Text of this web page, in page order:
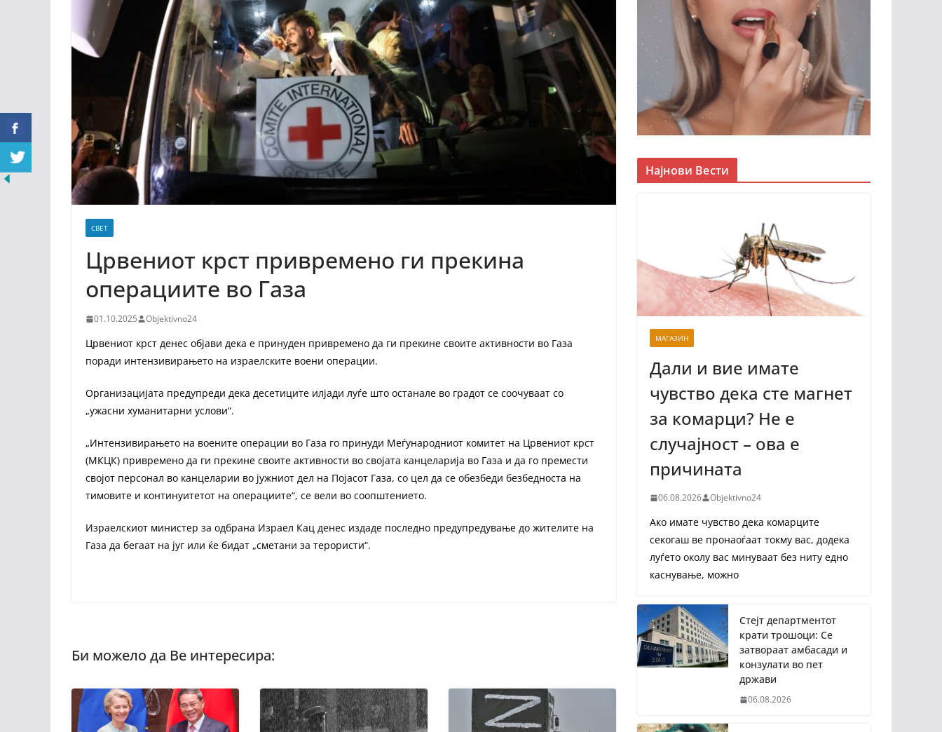
СВЕТ
Црвениот крст привремено ги прекина
операциите во Газа
01.10.2025 Objektivno24
Црвениот крст денес објави дека е принуден привремено да ги прекине своите активности во Газа
поради интензивирањето на израелските воени операции.
Организацијата предупреди дека десетиците илјади луѓе што останале во градот се соочуваат со
„ужасни хуманитарни услови“.
„Интензивирањето на воените операции во Газа го принуди Меѓународниот комитет на Црвениот крст
(МКЦК) привремено да ги прекине своите активности во својата канцеларија во Газа и да го премести
својот персонал во канцеларии во јужниот дел на Појасот Газа, со цел да се обезбеди безбедноста на
тимовите и континуитетот на операциите“, се вели во соопштението.
Израелскиот министер за одбрана Израел Кац денес издаде последно предупредување до жителите на
Газа да бегаат на југ или ќе бидат „сметани за терористи“.
Најнови Вести
МАГАЗИН
Дали и вие имате
чувство дека сте магнет
за комарци? Не е
случајност – ова е
причината
06.08.2026 Objektivno24
Ако имате чувство дека комарците
секогаш ве пронаоѓаат токму вас, додека
луѓето околу вас минуваат без ниту едно
каснување, можно
Стејт департментот
крати трошоци: Се
затвораат амбасади и
конзулати во пет
држави
06.08.2026